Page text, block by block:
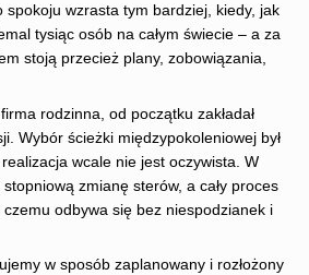
spokoju wzrasta tym bardziej, kiedy, jak
tysiąc osób na całym świecie – a za
stoją przecież plany, zobowiązania,
rodzinna, od początku zakładał
Wybór ścieżki międzypokoleniowej był
wcale nie jest oczywista. W
zmianę sterów, a cały proces
odbywa się bez niespodzianek i
w sposób zaplanowany i rozłożony